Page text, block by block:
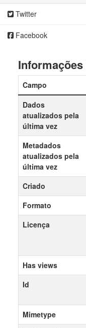
Twitter
Facebook
Campo
Dados
atualizados pela
última vez
Metadados
atualizados pela
última vez
Criado
Formato
Licença
Has views
Id
Mimetype